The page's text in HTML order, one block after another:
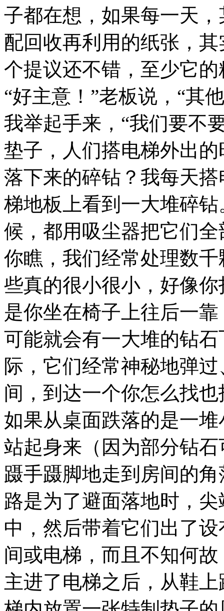
子都在想，如果每一天
配回收再利用的纸张，
个提议还不错，至少它
“好主意！”老板说，“其
我举起手来，“我们要不
垫子，人们搭电梯外出
落下来的碎钻？我每天
梯地板上看到一大堆碎
候，都用吸尘器把它们
你瞧，我们经常处理数
些真的很小很小，好像
是你坐在椅子上往后一
可能就会有一大堆的钻
际，它们经常神秘地弹
间，到达一个你怎么找
如果从桌面跌落的是一
站起身来（因为部分钻
蹑手蹑脚地走到房间的
路是为了避面落地时，
中，然后带着它们出了
间或电梯，而且不知何
主进了电梯之后，从鞋